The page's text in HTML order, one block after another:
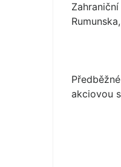
akciovou